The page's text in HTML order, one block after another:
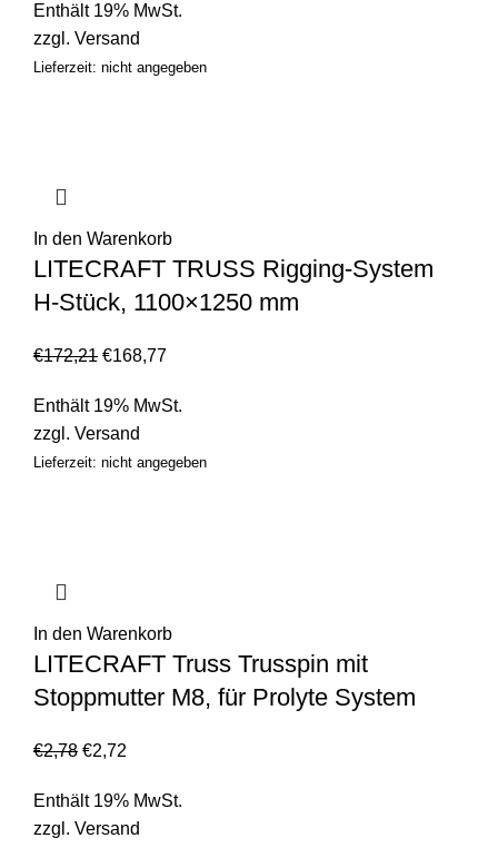
Enthält 19% MwSt.
zzgl. Versand
Lieferzeit: nicht angegeben
In den Warenkorb
LITECRAFT TRUSS Rigging-System
H-Stück, 1100×1250 mm
€172,21 €168,77
Enthält 19% MwSt.
zzgl. Versand
Lieferzeit: nicht angegeben
In den Warenkorb
LITECRAFT Truss Trusspin mit
Stoppmutter M8, für Prolyte System
€2,78 €2,72
Enthält 19% MwSt.
zzgl. Versand